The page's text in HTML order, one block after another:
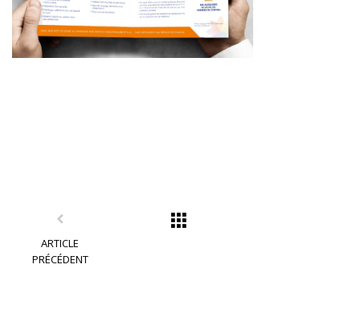
ARTICLE
PRÉCÉDENT